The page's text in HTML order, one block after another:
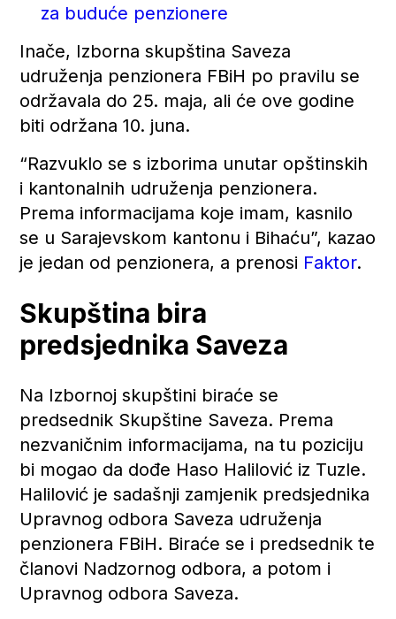
za buduće penzionere
Inače, Izborna skupština Saveza
udruženja penzionera FBiH po pravilu se
održavala do 25. maja, ali će ove godine
biti održana 10. juna.
“Razvuklo se s izborima unutar opštinskih
i kantonalnih udruženja penzionera.
Prema informacijama koje imam, kasnilo
se u Sarajevskom kantonu i Bihaću”, kazao
je jedan od penzionera, a prenosi Faktor.
Skupština bira
predsjednika Saveza
Na Izbornoj skupštini biraće se
predsednik Skupštine Saveza. Prema
nezvaničnim informacijama, na tu poziciju
bi mogao da dođe Haso Halilović iz Tuzle.
Halilović je sadašnji zamjenik predsjednika
Upravnog odbora Saveza udruženja
penzionera FBiH. Biraće se i predsednik te
članovi Nadzornog odbora, a potom i
Upravnog odbora Saveza.